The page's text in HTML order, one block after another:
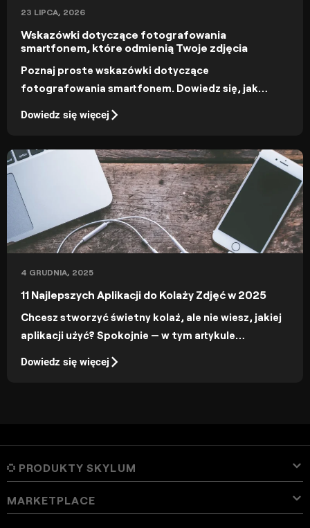
23 LIPCA, 2026
Wskazówki dotyczące fotografowania
smartfonem, które odmienią Twoje zdjęcia
Poznaj proste wskazówki dotyczące
fotografowania smartfonem. Dowiedz się, jak
ujęcia i ręczne ustawienia, aby uzyskać
Dowiedz się więcej
4 GRUDNIA, 2025
11 Najlepszych Aplikacji do Kolaży Zdjęć w 2025
Chcesz stworzyć świetny kolaż, ale nie wiesz, jakiej
aplikacji użyć? Spokojnie — w tym artykule
do kolaży na iOS i Androida.
Dowiedz się więcej
PRODUKTY SKYLUM
Luminar Neo
MARKETPLACE